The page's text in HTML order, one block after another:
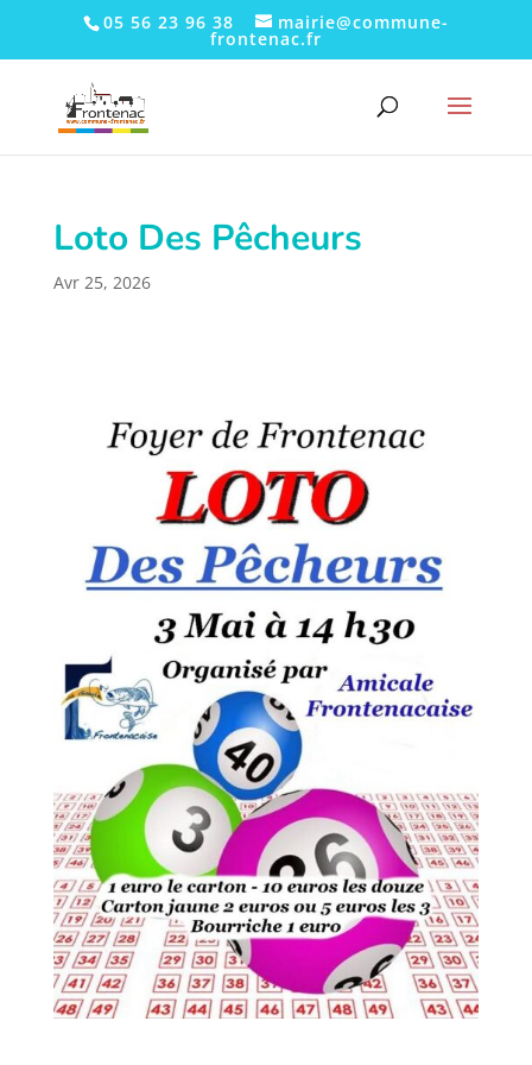
05 56 23 96 38 mairie@commune-
frontenac.fr
Loto Des Pêcheurs
Avr 25, 2026